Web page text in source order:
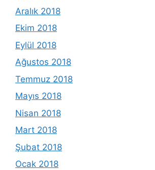
Aralık 2018
Ekim 2018
Eylül 2018
Ağustos 2018
Temmuz 2018
Mayıs 2018
Nisan 2018
Mart 2018
Şubat 2018
Ocak 2018